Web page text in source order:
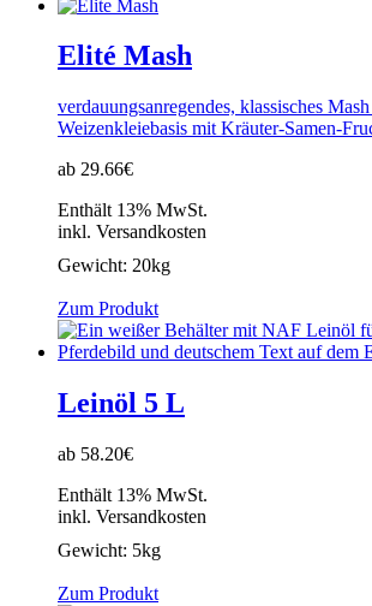
Elité Mash
verdauungsanregendes, klassisches
Weizenkleiebasis mit Kräuter-Samen-
ab 29.66€
Enthält 13% MwSt.
inkl. Versandkosten
Gewicht: 20kg
Zum Produkt
Leinöl 5 L
ab 58.20€
Enthält 13% MwSt.
inkl. Versandkosten
Gewicht: 5kg
Zum Produkt